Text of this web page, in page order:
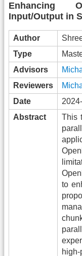
Enhancing
Input/Output in
Author
Type
Advisors
Reviewers
Date
Abstract
This
to